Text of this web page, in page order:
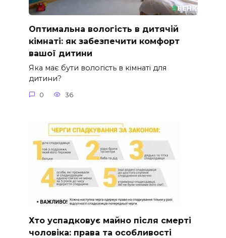
Оптимальна вологість в дитячій
кімнаті: як забезпечити комфорт
вашої дитини
Яка має бути вологість в кімнаті для
дитини?
0 36
Хто успадковує майно після смерті
чоловіка: права та особливості